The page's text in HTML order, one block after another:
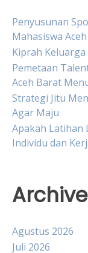
Penyusunan
Mahasiswa
Kiprah
Pemetaan
Aceh Barat
Strategi Jitu
Agar Maju
Apakah Latihan
Individu dan
Agustus 2026
Juli 2026